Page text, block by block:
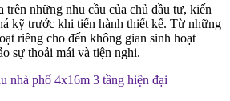
trên những nhu cầu của chủ đầu tư, kiến
kỹ trước khi tiến hành thiết kế. Từ những
riêng cho đến không gian sinh hoạt
sự thoải mái và tiện nghi.